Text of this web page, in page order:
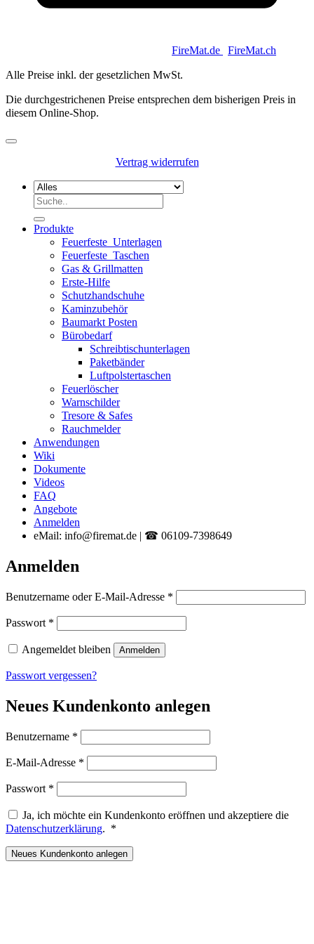
FireMat.de FireMat.ch
Alle Preise inkl. der gesetzlichen MwSt.
Die durchgestrichenen Preise entsprechen dem bisherigen Preis in
diesem Online-Shop.
Vertrag widerrufen
Suchen
Produkte
Feuerfeste_Unterlagen
Feuerfeste_Taschen
Gas & Grillmatten
Erste-Hilfe
Schutzhandschuhe
Kaminzubehör
Baumarkt Posten
Bürobedarf
Schreibtischunterlagen
Paketbänder
Luftpolstertaschen
Feuerlöscher
Warnschilder
Tresore & Safes
Rauchmelder
Anwendungen
Wiki
Dokumente
Videos
FAQ
Angebote
Anmelden
eMail: info@firemat.de | ☎ 06109-7398649
Anmelden
Benutzername oder E-Mail-Adresse *
Passwort *
Angemeldet bleiben Anmelden
Passwort vergessen?
Neues Kundenkonto anlegen
Benutzername *
E-Mail-Adresse *
Passwort *
Ja, ich möchte ein Kundenkonto eröffnen und akzeptiere die
Datenschutzerklärung. *
Neues Kundenkonto anlegen